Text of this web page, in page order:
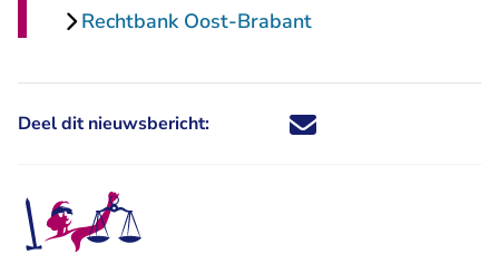
Rechtbank Oost-Brabant
Deel dit nieuwsbericht: Deel dit nieuwsbericht via X -
Deel dit nieuwsbericht via
Deel dit nieuwsbericht
Deel dit